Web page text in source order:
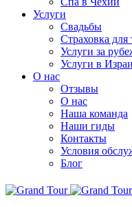
Услуги
Свадьбы
Страховка для
Услуги за
Услуги в
О нас
Отзывы
О нас
Наша команда
Наши гиды
Контакты
Условия
Блог